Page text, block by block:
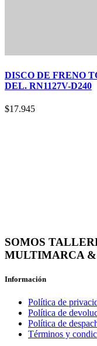
DISCO DE FRENO
DEL. RN1127V-D240
$17.945
SOMOS
MULTIMARCA &
Información
Política de
Política de
Política de
Términos y